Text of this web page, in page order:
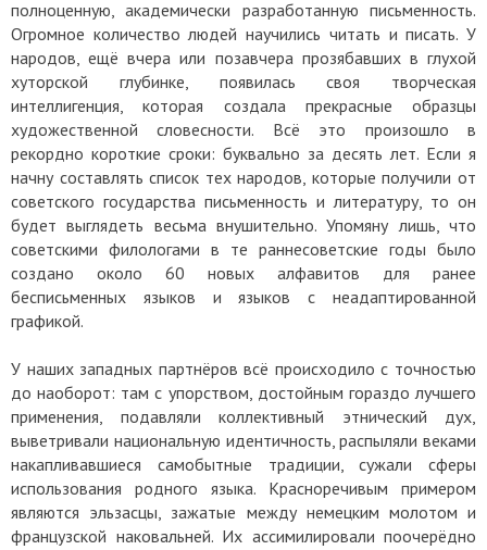
полноценную, академически разработанную письменность.
Огромное количество людей научились читать и писать. У
народов, ещё вчера или позавчера прозябавших в глухой
хуторской глубинке, появилась своя творческая
интеллигенция, которая создала прекрасные образцы
художественной словесности. Всё это произошло в
рекордно короткие сроки: буквально за десять лет. Если я
начну составлять список тех народов, которые получили от
советского государства письменность и литературу, то он
будет выглядеть весьма внушительно. Упомяну лишь, что
советскими филологами в те раннесоветские годы было
создано около 60 новых алфавитов для ранее
бесписьменных языков и языков с неадаптированной
графикой.
У наших западных партнёров всё происходило с точностью
до наоборот: там с упорством, достойным гораздо лучшего
применения, подавляли коллективный этнический дух,
выветривали национальную идентичность, распыляли веками
накапливавшиеся самобытные традиции, сужали сферы
использования родного языка. Красноречивым примером
являются эльзасцы, зажатые между немецким молотом и
французской наковальней. Их ассимилировали поочерёдно